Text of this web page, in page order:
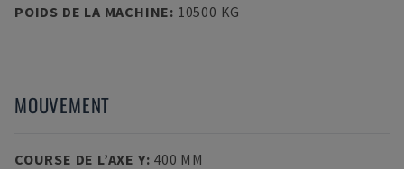
POIDS DE LA MACHINE: 10500 KG
MOUVEMENT
COURSE DE L’AXE Y: 400 MM